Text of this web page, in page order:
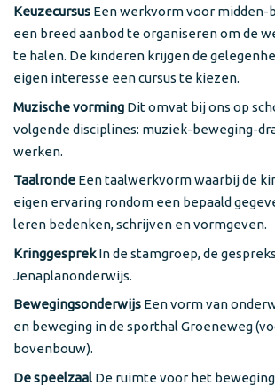
Keuzecursus Een werkvorm voor midden-
een breed aanbod te organiseren om de
te halen. De kinderen krijgen de
eigen interesse een cursus te kiezen.
Muzische vorming Dit omvat bij ons op
volgende disciplines: muziek-beweging-
werken.
Taalronde Een taalwerkvorm waarbij de
eigen ervaring rondom een bepaald
leren bedenken, schrijven en vormgeven.
KringgesprekIn de stamgroep, de
Jenaplanonderwijs.
Bewegingsonderwijs Een vorm van
en beweging in de sporthal Groeneweg
bovenbouw).
De speelzaal De ruimte voor het